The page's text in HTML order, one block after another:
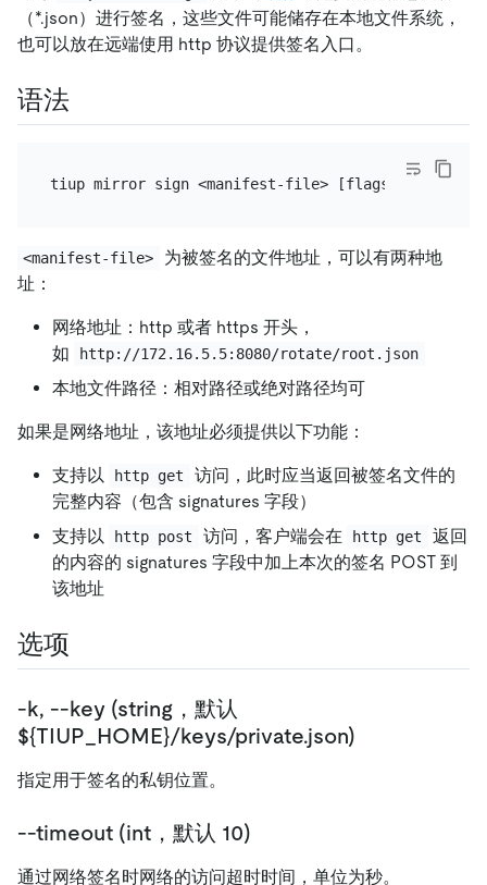
（*.json）进行签名，这些文件可能储存在本地文件系统，
也可以放在远端使用 http 协议提供签名入口。
语法
<manifest-file>
为被签名的文件地址，可以有两种地
址：
网络地址：http 或者 https 开头，
如
http://172.16.5.5:8080/rotate/root.json
本地文件路径：相对路径或绝对路径均可
如果是网络地址，该地址必须提供以下功能：
支持以 http get
访问，此时应当返回被签名文件的
完整内容（包含 signatures 字段）
支持以
http post 访问，客户端会在 http get
返回
的内容的 signatures 字段中加上本次的签名 POST 到
该地址
选项
-k, --key (string，默认
${TIUP_HOME}/keys/private.json)
指定用于签名的私钥位置。
--timeout (int，默认 10)
通过网络签名时网络的访问超时时间，单位为秒。